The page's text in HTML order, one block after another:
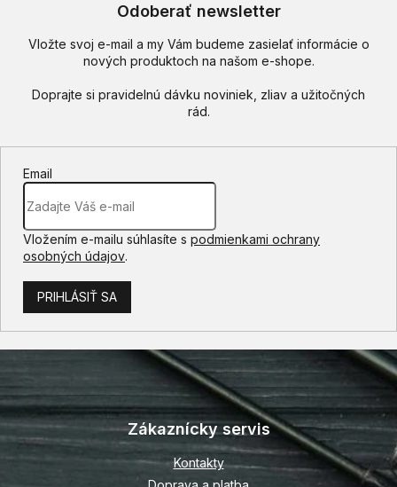
Odoberať newsletter
Vložte svoj e-mail a my Vám budeme zasielať informácie o
nových produktoch na našom e-shope.
Email
Vložením e-mailu súhlasíte s podmienkami ochrany
osobných údajov.
PRIHLÁSIŤ SA
Z
á
p
ä
Zákaznícky servis
Kontakty